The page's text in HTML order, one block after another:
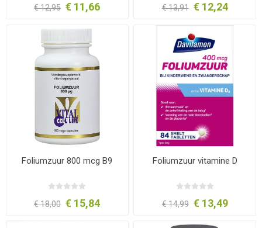
€ 12,95 € 11,66 € 13,91 € 12,24
Foliumzuur 800 mcg B9
€ 18,00 € 15,84
Foliumzuur vitamine D
€ 14,99 € 13,49